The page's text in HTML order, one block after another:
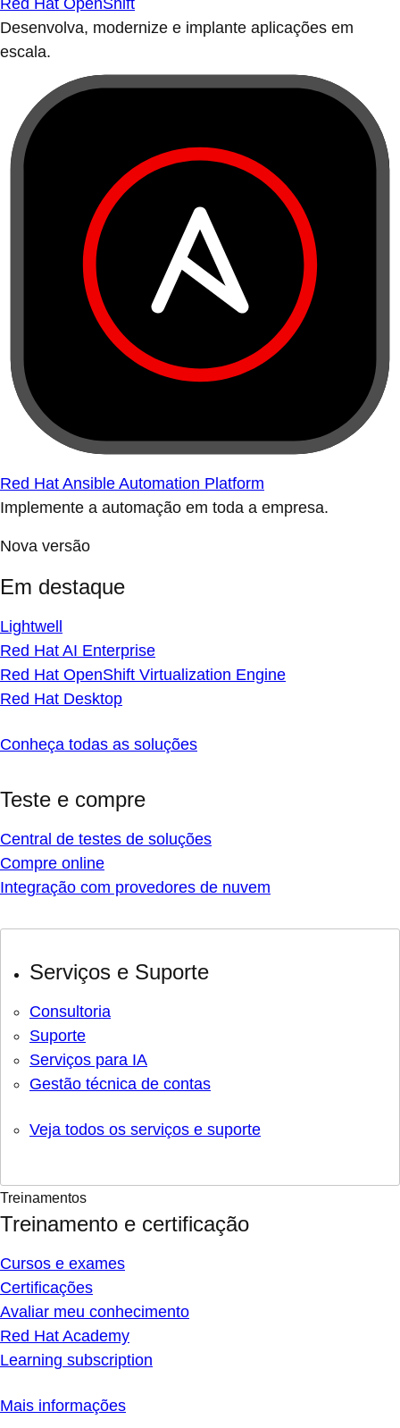
Red Hat OpenShift
Desenvolva, modernize e implante aplicações em
escala.
Red Hat Ansible Automation Platform
Implemente a automação em toda a empresa.
Nova versão
Em destaque
Lightwell
Red Hat AI Enterprise
Red Hat OpenShift Virtualization Engine
Red Hat Desktop
Conheça todas as soluções
Teste e compre
Central de testes de soluções
Compre online
Integração com provedores de nuvem
Serviços e Suporte
Consultoria
Suporte
Serviços para IA
Gestão técnica de contas
Veja todos os serviços e suporte
Treinamentos
Treinamento e certificação
Cursos e exames
Certificações
Avaliar meu conhecimento
Red Hat Academy
Learning subscription
Mais informações